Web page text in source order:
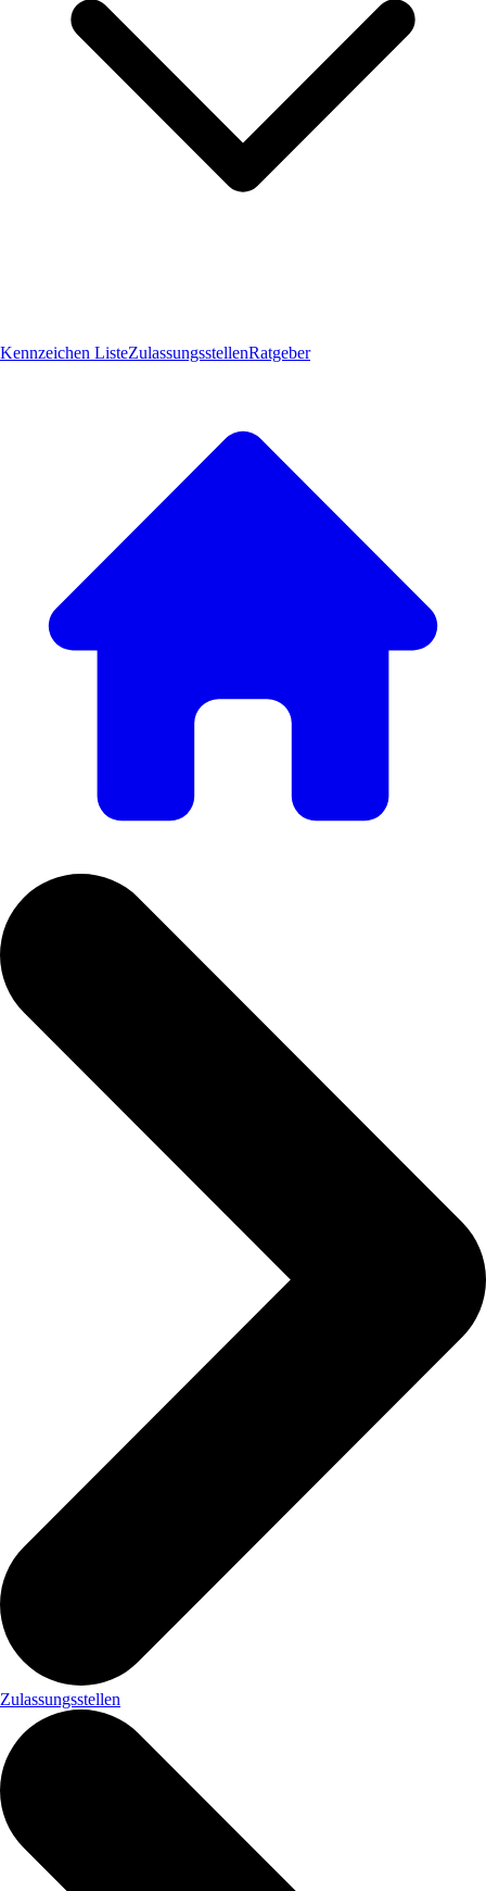
Kennzeichen ListeZulassungsstellenRatgeber
Zulassungsstellen